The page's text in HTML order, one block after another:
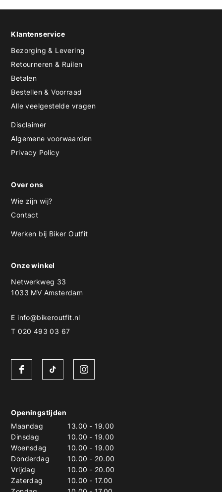
Klantenservice
Bezorging & Levering
Retourneren & Ruilen
Betalen
Bestellen & Voorraad
Alle veelgestelde vragen
Disclaimer
Algemene voorwaarden
Privacy Policy
Over ons
Wie zijn wij?
Contact
Werken bij Biker Outfit
Onze winkel
Netwerkweg 33
1033 MV Amsterdam
E info@bikeroutfit.nl
T 020 493 03 67
Openingstijden
Maandag
13.00 - 19.00
Dinsdag
10.00 - 19.00
Woensdag
10.00 - 19.00
Donderdag
10.00 - 20.00
Vrijdag
10.00 - 20.00
Zaterdag
10.00 - 17.00